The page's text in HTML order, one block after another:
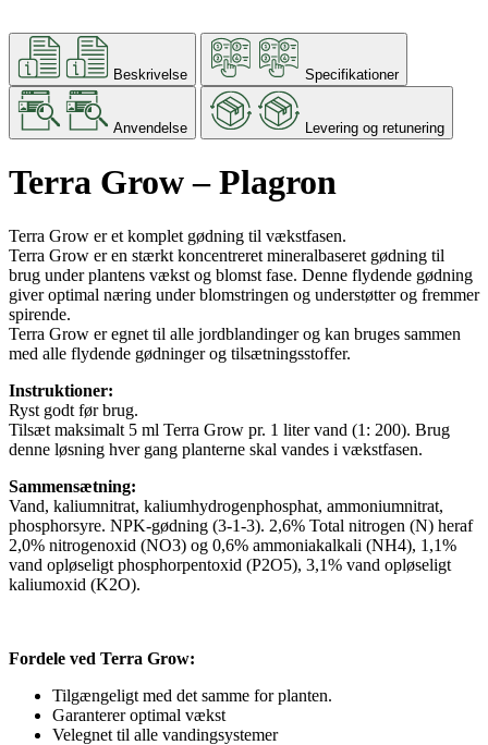
Beskrivelse Specifikationer
Anvendelse Levering og retunering
Terra Grow – Plagron
Terra Grow er et komplet gødning til vækstfasen.
Terra Grow er en stærkt koncentreret mineralbaseret gødning til
brug under plantens vækst og blomst fase. Denne flydende gødning
giver optimal næring under blomstringen og understøtter og fremmer
spirende.
Terra Grow er egnet til alle jordblandinger og kan bruges sammen
med alle flydende gødninger og tilsætningsstoffer.
Instruktioner:
Ryst godt før brug.
Tilsæt maksimalt 5 ml Terra Grow pr. 1 liter vand (1: 200). Brug
denne løsning hver gang planterne skal vandes i vækstfasen.
Sammensætning:
Vand, kaliumnitrat, kaliumhydrogenphosphat, ammoniumnitrat,
phosphorsyre. NPK-gødning (3-1-3). 2,6% Total nitrogen (N) heraf
2,0% nitrogenoxid (NO3) og 0,6% ammoniakalkali (NH4), 1,1%
vand opløseligt phosphorpentoxid (P2O5), 3,1% vand opløseligt
kaliumoxid (K2O).
Fordele ved Terra Grow:
Tilgængeligt med det samme for planten.
Garanterer optimal vækst
Velegnet til alle vandingsystemer